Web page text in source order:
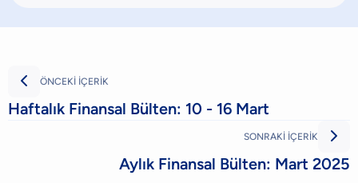
 ÖNCEKİ İÇERİK
Haftalık Finansal Bülten: 10 - 16 Mart
SONRAKİ İÇERİK 
Aylık Finansal Bülten: Mart 2025